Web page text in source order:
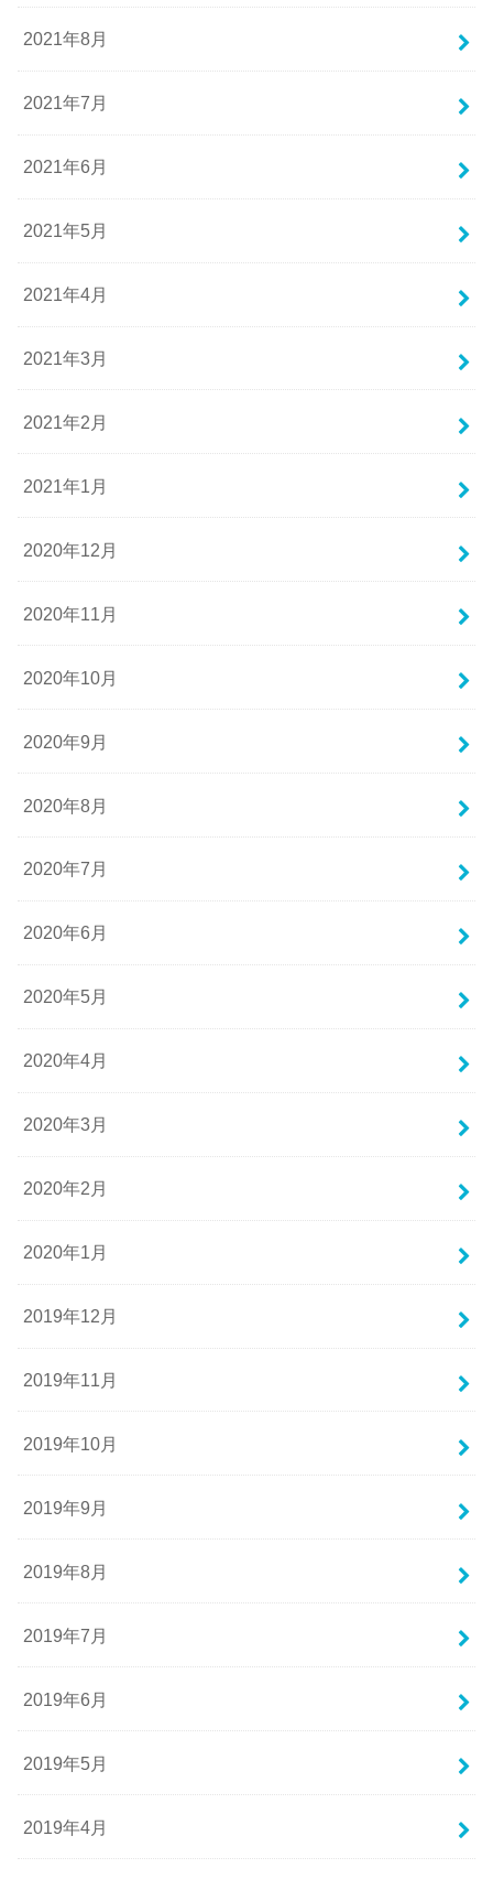
2021年8月
2021年7月
2021年6月
2021年5月
2021年4月
2021年3月
2021年2月
2021年1月
2020年12月
2020年11月
2020年10月
2020年9月
2020年8月
2020年7月
2020年6月
2020年5月
2020年4月
2020年3月
2020年2月
2020年1月
2019年12月
2019年11月
2019年10月
2019年9月
2019年8月
2019年7月
2019年6月
2019年5月
2019年4月